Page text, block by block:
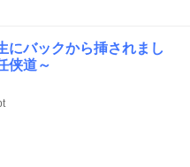
にバックから挿されまし
侠道～